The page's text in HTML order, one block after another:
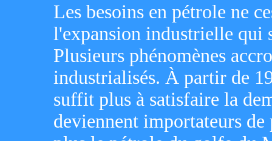
Les besoins en pétrole ne
l'expansion industrielle qui
Plusieurs phénomènes
industrialisés. À partir de
suffit plus à satisfaire la
deviennent importateurs